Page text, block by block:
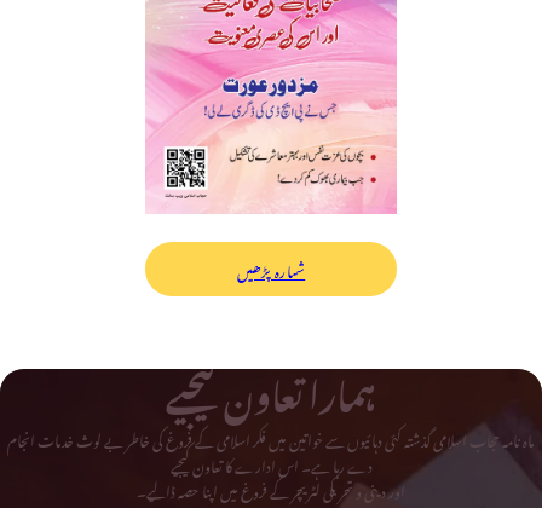
شمارہ پڑھیں
ہمارا تعاون کیجیے
ماہ نامہ حجاب اسلامی گذشتہ کئی دہائیوں سے خواتین میں فکر اسلامی کے فروغ کی خاطر بے لوث خدمات انجام
دے رہا ہے۔ اس ادارے کا تعاون کیجیے
اور دینی و تحریکی لٹریچر کے فروغ میں اپنا حصہ ڈالیے۔